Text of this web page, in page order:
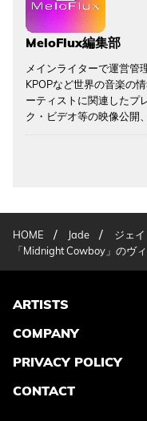
MeloFlux編集部
メインライターで運営管
KPOPなど世界の音楽の
ーティストに関連したプ
ク・ビデオ等の映像公開
HOME / Jade /
ジェ
「Midnight Cowboy」のヴ
ARTISTS
COMPANY
PRIVACY POLICY
CONTACT